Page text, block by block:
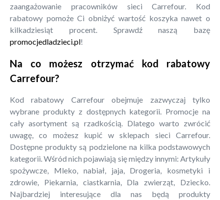
zaangażowanie pracowników sieci Carrefour. Kod
rabatowy pomoże Ci obniżyć wartość koszyka nawet o
kilkadziesiąt procent. Sprawdź naszą bazę
promocjedladzieci.pl!
Na co możesz otrzymać kod rabatowy
Carrefour?
Kod rabatowy Carrefour obejmuje zazwyczaj tylko
wybrane produkty z dostępnych kategorii. Promocje na
cały asortyment są rzadkością. Dlatego warto zwrócić
uwagę, co możesz kupić w sklepach sieci Carrefour.
Dostępne produkty są podzielone na kilka podstawowych
kategorii. Wśród nich pojawiają się między innymi: Artykuły
spożywcze, Mleko, nabiał, jaja, Drogeria, kosmetyki i
zdrowie, Piekarnia, ciastkarnia, Dla zwierząt, Dziecko.
Najbardziej interesujące dla nas będą produkty